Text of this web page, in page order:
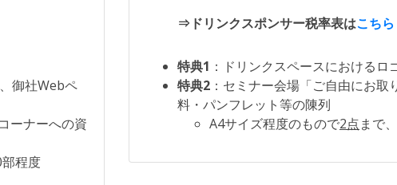
御社Webペ
ーナーへの資
程度
⇒ドリンクスポンサー税率表はこちら
特典1 ：ドリンクスペースにおけるロ
特典2 ：セミナー会場「ご自由にお
料・パンフレット等の陳列
A4サイズ程度のもので2点まで